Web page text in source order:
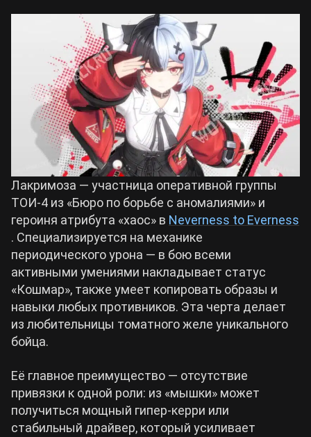
Crimson Desert
Zenless Zone Zero
Kingdom Come: Deliverance 2
Path of Exile 2
Wuthering Waves
Roblox
Hogwarts Legacy
Cyberpunk 2077
Билды Arknights: Endfield
Билды Wuthering Waves
Билды Cyberpunk 2077
Билды Path of Exile 2
Лакримоза — участница оперативной группы
ТОИ-4 из «Бюро по борьбе с аномалиями» и
героиня атрибута «хаос» в Neverness to Everness
. Специализируется на механике
периодического урона — в бою всеми
активными умениями накладывает статус
«Кошмар», также умеет копировать образы и
навыки любых противников. Эта черта делает
из любительницы томатного желе уникального
бойца.
Её главное преимущество — отсутствие
привязки к одной роли: из «мышки» может
получиться мощный гипер-керри или
стабильный драйвер, который усиливает